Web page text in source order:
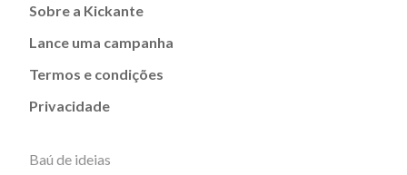
Sobre a Kickante
Lance uma campanha
Termos e condições
Privacidade
Baú de ideias